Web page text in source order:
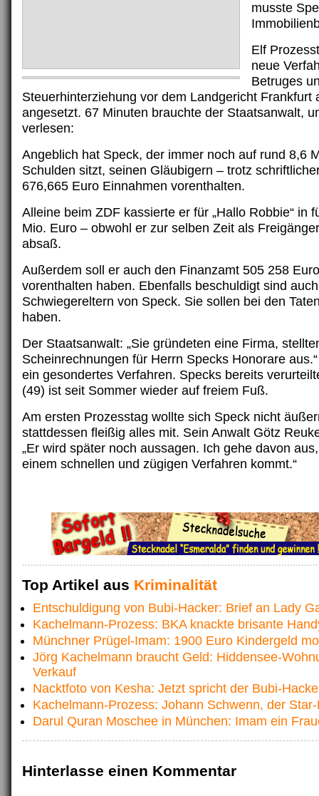
musste
Elf
neue
Betruges
Steuerhinterziehung vor dem Landgericht Frankfurt
angesetzt. 67 Minuten brauchte der Staatsanwalt,
verlesen:
Angeblich hat Speck, der immer noch auf rund 8,6
Schulden sitzt, seinen Gläubigern – trotz
676,665 Euro Einnahmen vorenthalten.
Alleine beim ZDF kassierte er für „Hallo Robbie“ in
Mio. Euro – obwohl er zur selben Zeit als
absaß.
Außerdem soll er auch den Finanzamt 505 258
vorenthalten haben. Ebenfalls beschuldigt sind
Schwiegereltern von Speck. Sie sollen bei den
haben.
Der Staatsanwalt: „Sie gründeten eine Firma,
Scheinrechnungen für Herrn Specks Honorare
ein gesondertes Verfahren. Specks bereits
(49) ist seit Sommer wieder auf freiem Fuß.
Am ersten Prozesstag wollte sich Speck nicht
stattdessen fleißig alles mit. Sein Anwalt Götz
„Er wird später noch aussagen. Ich gehe davon
einem schnellen und zügigen Verfahren kommt.“
Top Artikel aus Kriminalität
Entschuldigung von Bubi-Hacker: Brief an Lady
Kachelmann-Prozess: BKA knackte brisante
Münchner Prügel-Imam: 1900 Euro Kindergeld
Jörg Kachelmann braucht Geld: Hiddensee-
Verkauf
Nacktfoto von Kesha: Jetzt spricht der Bubi-
Kachelmann-Prozess: Johann Schwenn, der
Darul Quran Moschee in München: Imam ein
Hinterlasse einen Kommentar